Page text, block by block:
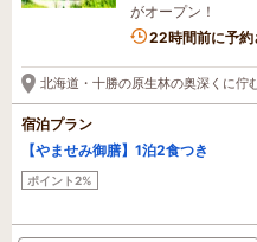
がオープン！
1名がこの宿を見
22時間前に予約
北海道・十勝の原生林の奥深くに佇
宿泊プラン
【やませみ御膳】1泊2食つき
ポイント2%